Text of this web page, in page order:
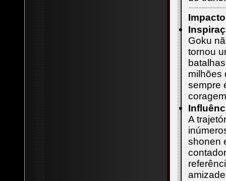
Goku
tornou
milhões
sempre
A
shonen